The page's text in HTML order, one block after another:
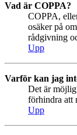
Vad är COPPA?
COPPA,
osäker på
rådgivning
Upp
Varför kan jag
Det är
förhindra att
Upp